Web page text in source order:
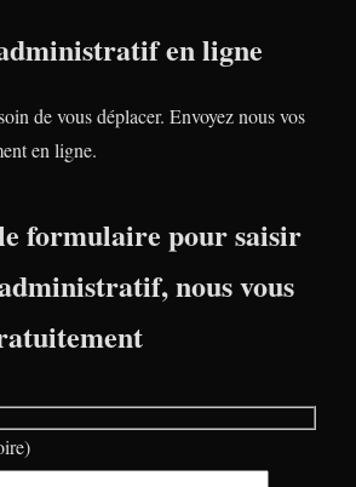
en ligne
de vous déplacer. Envoyez nous vos
en ligne.
formulaire pour saisir
nous vous